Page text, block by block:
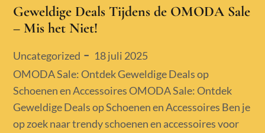
Geweldige Deals Tijdens de OMODA Sale
– Mis het Niet!
Uncategorized
Posted
on
18 juli 2025
OMODA Sale: Ontdek Geweldige Deals op
Schoenen en Accessoires OMODA Sale: Ontdek
Geweldige Deals op Schoenen en Accessoires Ben je
op zoek naar trendy schoenen en accessoires voor